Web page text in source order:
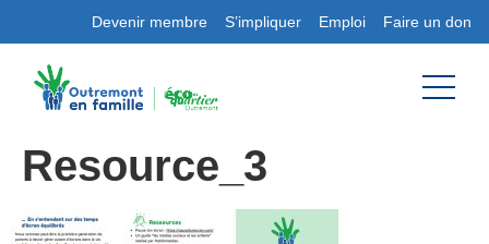
Devenir membre S’impliquer Emploi Faire un don
Resource_3